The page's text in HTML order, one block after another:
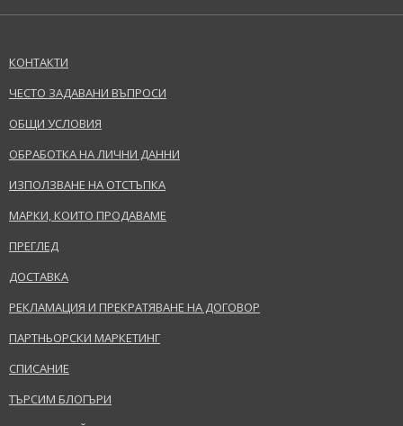
КОНТАКТИ
ЧЕСТО ЗАДАВАНИ ВЪПРОСИ
ОБЩИ УСЛОВИЯ
ОБРАБОТКА НА ЛИЧНИ ДАННИ
ИЗПОЛЗВАНЕ НА ОТСТЪПКА
МАРКИ, КОИТО ПРОДАВАМЕ
ПРЕГЛЕД
ДОСТАВКА
РЕКЛАМАЦИЯ И ПРЕКРАТЯВАНЕ НА ДОГОВОР
ПАРТНЬОРСКИ МАРКЕТИНГ
СПИСАНИЕ
ТЪРСИМ БЛОГЪРИ